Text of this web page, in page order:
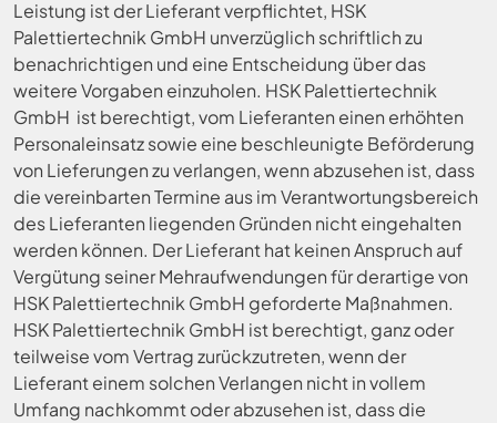
Leistung ist der Lieferant verpflichtet, HSK
Palettiertechnik GmbH unverzüglich schriftlich zu
benachrichtigen und eine Entscheidung über das
weitere Vorgaben einzuholen. HSK Palettiertechnik
GmbH ist berechtigt, vom Lieferanten einen erhöhten
Personaleinsatz sowie eine beschleunigte Beförderung
von Lieferungen zu verlangen, wenn abzusehen ist, dass
die vereinbarten Termine aus im Verantwortungsbereich
des Lieferanten liegenden Gründen nicht eingehalten
werden können. Der Lieferant hat keinen Anspruch auf
Vergütung seiner Mehraufwendungen für derartige von
HSK Palettiertechnik GmbH geforderte Maßnahmen.
HSK Palettiertechnik GmbH ist berechtigt, ganz oder
teilweise vom Vertrag zurückzutreten, wenn der
Lieferant einem solchen Verlangen nicht in vollem
Umfang nachkommt oder abzusehen ist, dass die